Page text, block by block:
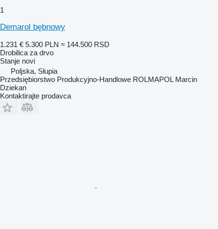
1
Demarol bębnowy
1.231 € 5.300 PLN ≈ 144.500 RSD
Drobilica za drvo
Stanje novi
Poljska, Słupia
Przedsiębiorstwo Produkcyjno-Handlowe ROLMAPOL Marcin
Dziekan
Kontaktirajte prodavca